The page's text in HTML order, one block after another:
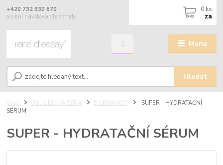
Menu
Hledat
+420 732 930 670
osobní návštěva dle dohody
0 ks
za
Úvod OBLIČEJOVÁ SÉRA S CERAMIDY
SUPER - HYDRATAČNÍ
SÉRUM
SUPER - HYDRATAČNÍ SÉRUM